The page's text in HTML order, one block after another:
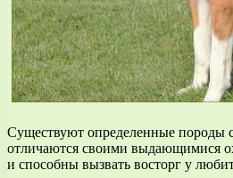
Существуют определенные породы
отличаются своими выдающимися
и способны вызвать восторг у